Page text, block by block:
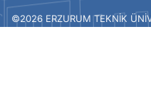
©2026 ERZURUM TEKNİK